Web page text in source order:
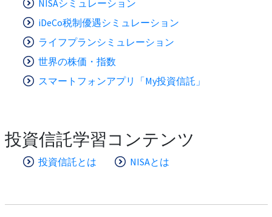
NISAシミュレーション
iDeCo税制優遇シミュレーション
ライフプランシミュレーション
世界の株価・指数
スマートフォンアプリ「My投資信託」
投資信託学習コンテンツ
投資信託とは NISAとは